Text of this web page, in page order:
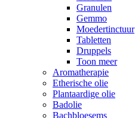
Granulen
Gemmo
Moedertinctuur
Tabletten
Druppels
Toon meer
Aromatherapie
Etherische olie
Plantaardige olie
Badolie
Bachbloesems